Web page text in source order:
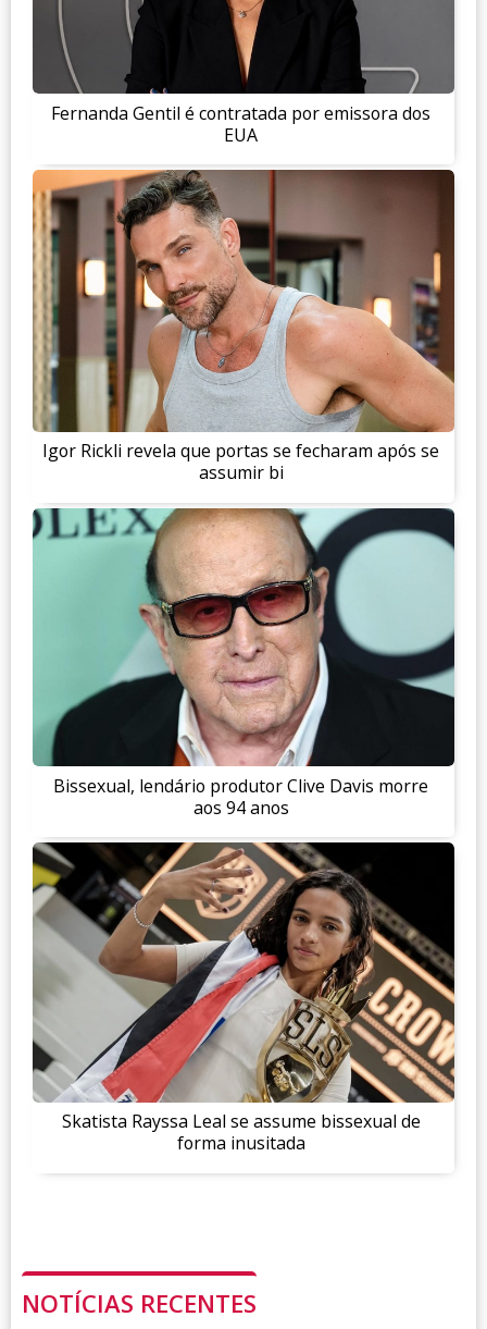
Fernanda Gentil é contratada por emissora dos
EUA
Igor Rickli revela que portas se fecharam após se
assumir bi
Bissexual, lendário produtor Clive Davis morre
aos 94 anos
Skatista Rayssa Leal se assume bissexual de
forma inusitada
NOTÍCIAS RECENTES